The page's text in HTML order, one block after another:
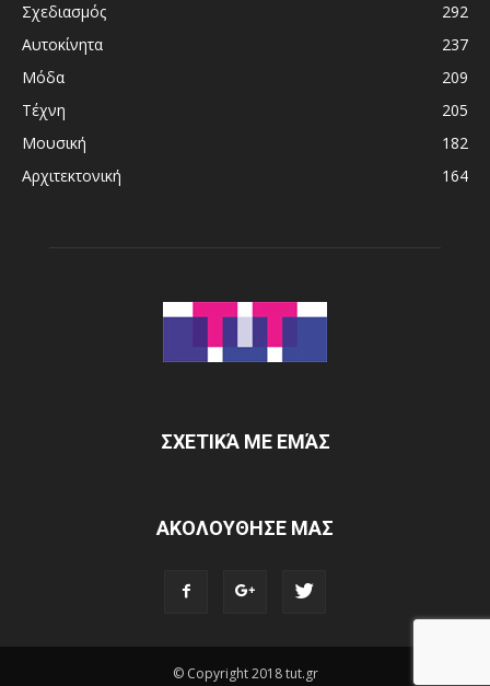
Σχεδιασμός
292
Αυτοκίνητα
237
Μόδα
209
Τέχνη
205
Μουσική
182
Αρχιτεκτονική
164
ΣΧΕΤΙΚΆ ΜΕ ΕΜΆΣ
ΑΚΟΛΟΥΘΗΣΕ ΜΑΣ
© Copyright 2018 tut.gr